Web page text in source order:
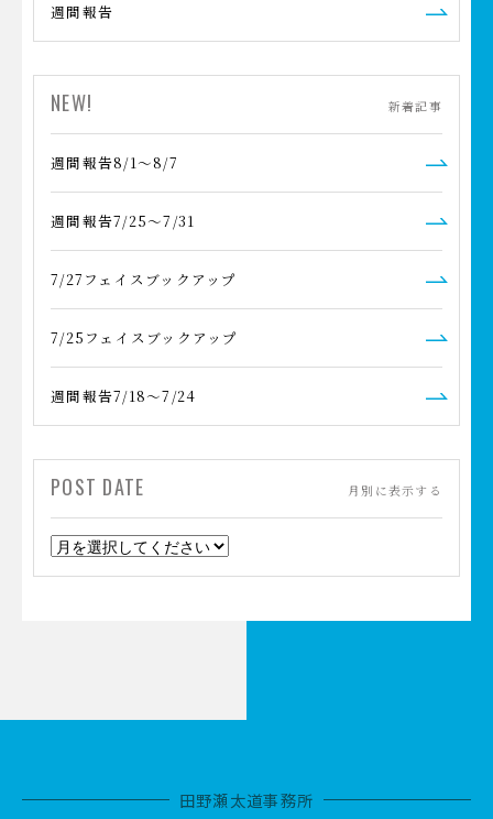
週間報告
NEW! 新着記事
週間報告8/1～8/7
週間報告7/25～7/31
7/27フェイスブックアップ
7/25フェイスブックアップ
週間報告7/18～7/24
POST DATE 月別に表示する
田野瀬太道事務所